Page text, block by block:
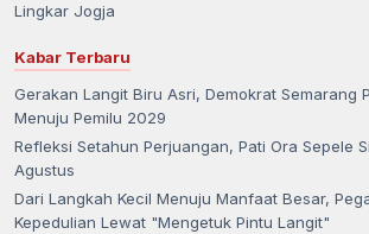
Lingkar Jogja
Kabar Terbaru
Gerakan Langit Biru Asri, Demokrat Semarang
Menuju Pemilu 2029
Refleksi Setahun Perjuangan, Pati Ora Sepele
Agustus
Dari Langkah Kecil Menuju Manfaat Besar,
Kepedulian Lewat "Mengetuk Pintu Langit"